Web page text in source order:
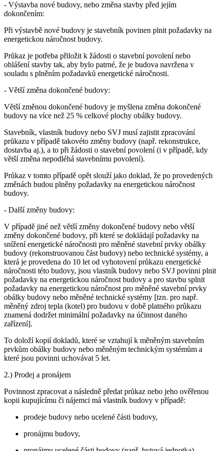
- Výstavba nové budovy, nebo změna stavby před jejím
dokončením:
Při výstavbě nové budovy je stavebník povinen plnit požadavky na
energetickou náročnost budovy.
Průkaz je potřeba přiložit k žádosti o stavební povolení nebo
ohlášení stavby tak, aby bylo patrné, že je budova navržena v
souladu s plněním požadavků energetické náročnosti.
- Větší změna dokončené budovy:
Větší změnou dokončené budovy je myšlena změna dokončené
budovy na více než 25 % celkové plochy obálky budovy.
Stavebník, vlastník budovy nebo SVJ musí zajistit zpracování
průkazu v případě takovéto změny budovy (např. rekonstrukce,
dostavba aj.), a to při žádosti o stavební povolení (i v případě, kdy
větší změna nepodléhá stavebnímu povolení).
Průkaz v tomto případě opět slouží jako doklad, že po provedených
změnách budou plněny požadavky na energetickou náročnost
budovy.
- Další změny budovy:
V případě jiné než větší změny dokončené budovy nebo větší
změny dokončené budovy, při které se dokládají požadavky na
snížení energetické náročnosti pro měněné stavební prvky obálky
budovy (rekonstruovanou část budovy) nebo technické systémy, a
která je provedena do 10 let od vyhotovení průkazu energetické
náročnosti této budovy, jsou vlastník budovy nebo SVJ povinni plnit
požadavky na energetickou náročnost budovy a pro stavbu splnit
požadavky na energetickou náročnost pro měněné stavební prvky
obálky budovy nebo měněné technické systémy [tzn. pro např.
měněný zdroj tepla (kotel) pro budovu v době platného průkazu
znamená dodržet minimální požadavky na účinnost daného
zařízení].
To doloží kopií dokladů, které se vztahují k měněným stavebním
prvkům obálky budovy nebo měněným technickým systémům a
které jsou povinni uchovávat 5 let.
2.) Prodej a pronájem
Povinnost zpracovat a následně předat průkaz nebo jeho ověřenou
kopii kupujícímu či nájemci má vlastník budovy v případě:
prodeje budovy nebo ucelené části budovy,
pronájmu budovy,